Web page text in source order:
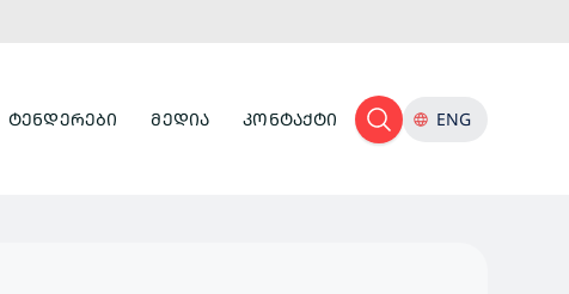
ᲢᲔᲜᲓᲔᲠᲔᲑᲘ ᲛᲔᲓᲘᲐ ᲙᲝᲜᲢᲐᲥᲢᲘ ENG